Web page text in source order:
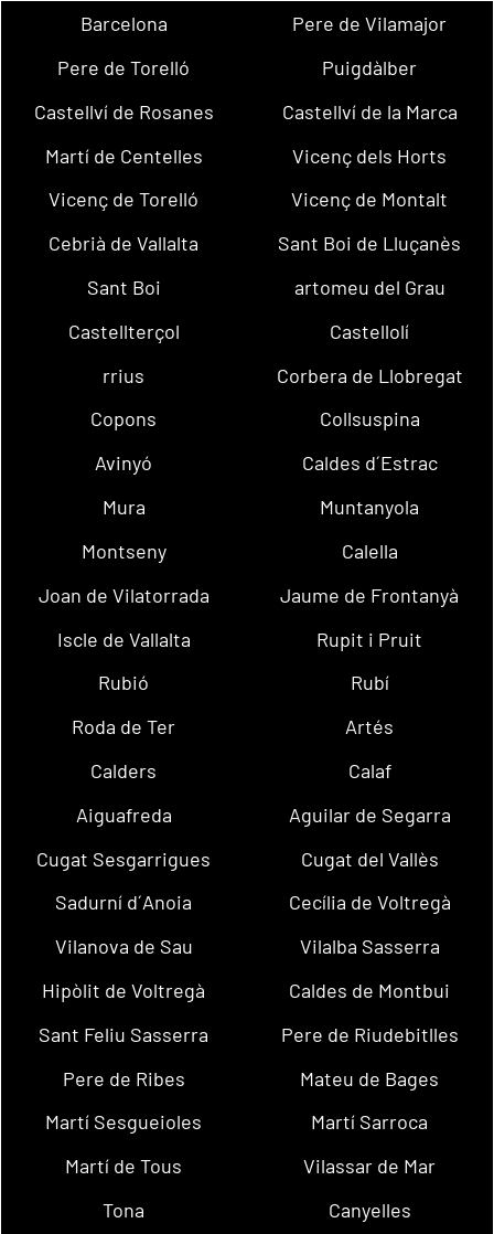
Barcelona
Pere de Vilamajor
Pere de Torelló
Puigdàlber
Castellví de Rosanes
Castellví de la Marca
Martí de Centelles
Vicenç dels Horts
Vicenç de Torelló
Vicenç de Montalt
Cebrià de Vallalta
Sant Boi de Lluçanès
Sant Boi
artomeu del Grau
Castellterçol
Castellolí
rrius
Corbera de Llobregat
Copons
Collsuspina
Avinyó
Caldes d´Estrac
Mura
Muntanyola
Montseny
Calella
Joan de Vilatorrada
Jaume de Frontanyà
Iscle de Vallalta
Rupit i Pruit
Rubió
Rubí
Roda de Ter
Artés
Calders
Calaf
Aiguafreda
Aguilar de Segarra
Cugat Sesgarrigues
Cugat del Vallès
Sadurní d´Anoia
Cecília de Voltregà
Vilanova de Sau
Vilalba Sasserra
Hipòlit de Voltregà
Caldes de Montbui
Sant Feliu Sasserra
Pere de Riudebitlles
Pere de Ribes
Mateu de Bages
Martí Sesgueioles
Martí Sarroca
Martí de Tous
Vilassar de Mar
Tona
Canyelles